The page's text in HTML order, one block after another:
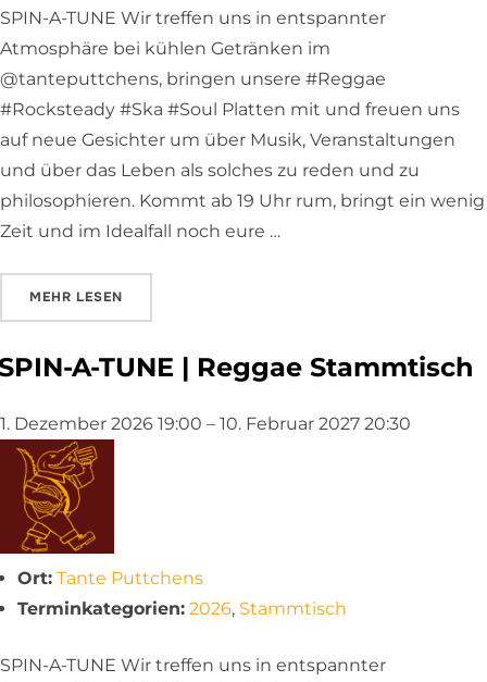
SPIN-A-TUNE Wir treffen uns in entspannter
Atmosphäre bei kühlen Getränken im
@tanteputtchens, bringen unsere #Reggae
#Rocksteady #Ska #Soul Platten mit und freuen uns
auf neue Gesichter um über Musik, Veranstaltungen
und über das Leben als solches zu reden und zu
philosophieren. Kommt ab 19 Uhr rum, bringt ein wenig
Zeit und im Idealfall noch eure …
MEHR ÜBER „SPIN-A-TUNE | REGGAE STAMMTISCH“
LESEN
A-TUNE | Reggae Stammtisch
1. Dezember 2026 19:00 – 10. Februar 2027 20:30
Ort: Tante Puttchens
Terminkategorien: 2026, Stammtisch
SPIN-A-TUNE Wir treffen uns in entspannter